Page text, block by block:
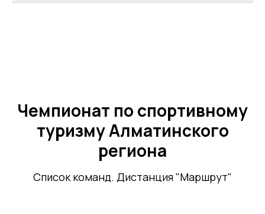
Чемпионат по спортивному
туризму Алматинского
региона
Список команд. Дистанция "Маршрут"